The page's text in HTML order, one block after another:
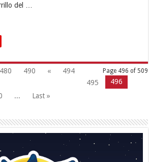
del …
Page 496 of 509
480 490 «
494
495
496
... Last »